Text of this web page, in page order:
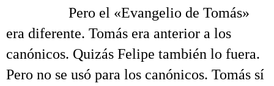
Pero el «Evangelio de Tomás»
era diferente. Tomás era anterior a los
canónicos. Quizás Felipe también lo fuera.
Pero no se usó para los canónicos. Tomás sí